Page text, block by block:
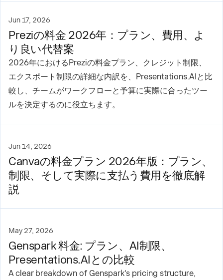
Jun 17, 2026
Preziの料金 2026年：プラン、費用、よ
り良い代替案
2026年におけるPreziの料金プラン、クレジット制限、
エクスポート制限の詳細な内訳を、Presentations.AIと比
較し、チームがワークフローと予算に実際に合ったツー
ルを決定するのに役立ちます。
Jun 14, 2026
Canvaの料金プラン 2026年版：プラン、
制限、そして実際に支払う費用を徹底解
説
May 27, 2026
Genspark 料金: プラン、AI制限、
Presentations.AIとの比較
A clear breakdown of Genspark's pricing structure,